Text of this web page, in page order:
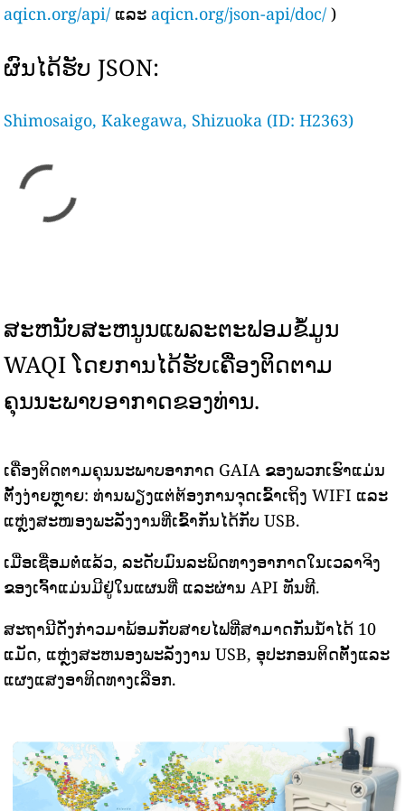
aqicn.org/api/ ແລະ aqicn.org/json-api/doc/ )
ຜົນໄດ້ຮັບ JSON:
Shimosaigo, Kakegawa, Shizuoka (ID: H2363)
ສະຫນັບສະຫນູນແພລະຕະຟອມຂໍ້ມູນ
WAQI ໂດຍການໄດ້ຮັບເຄື່ອງຕິດຕາມ
ຄຸນນະພາບອາກາດຂອງທ່ານ.
ເຄື່ອງຕິດຕາມຄຸນນະພາບອາກາດ GAIA ຂອງພວກເຮົາແມ່ນ
ຕັ້ງງ່າຍຫຼາຍ: ທ່ານພຽງແຕ່ຕ້ອງການຈຸດເຂົ້າເຖິງ WIFI ແລະ
ແຫຼ່ງສະໜອງພະລັງງານທີ່ເຂົ້າກັນໄດ້ກັບ USB.
ເມື່ອເຊື່ອມຕໍ່ແລ້ວ, ລະດັບມົນລະພິດທາງອາກາດໃນເວລາຈິງ
ຂອງເຈົ້າແມ່ນມີຢູ່ໃນແຜນທີ່ ແລະຜ່ານ API ທັນທີ.
ສະຖານີດັ່ງກ່າວມາພ້ອມກັບສາຍໄຟທີ່ສາມາດກັນນ້ໍາໄດ້ 10
ແມັດ, ແຫຼ່ງສະຫນອງພະລັງງານ USB, ອຸປະກອນຕິດຕັ້ງແລະ
ແຜງແສງອາທິດທາງເລືອກ.